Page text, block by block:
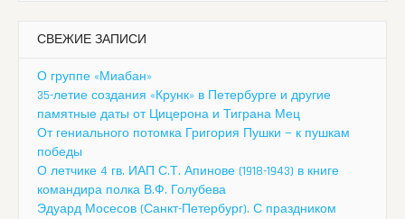
СВЕЖИЕ ЗАПИСИ
О группе «Миабан»
35-летие создания «Крунк» в Петербурге и другие
памятные даты от Цицерона и Тиграна Мец
От гениального потомка Григория Пушки — к пушкам
победы
О летчике 4 гв. ИАП С.Т. Апинове (1918-1943) в книге
командира полка В.Ф. Голубева
Эдуард Мосесов (Санкт-Петербург). С праздником